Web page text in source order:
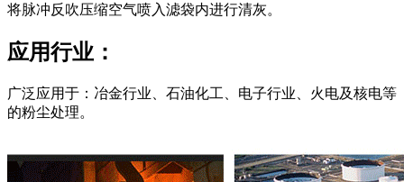
将脉冲反吹压缩空气喷入滤袋内进行清灰。
应用行业：
广泛应用于：冶金行业、石油化工、电子行业、火电及核电等
的粉尘处理。